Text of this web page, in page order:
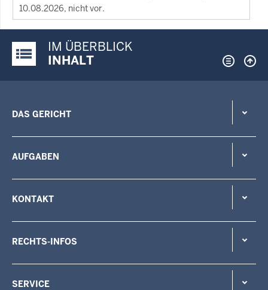
10.08.2026, nicht vor.
Justiz-Portal im Überblick:
IM ÜBERBLICK
INHALT
DAS GERICHT
AUFGABEN
KONTAKT
RECHTS-INFOS
SERVICE